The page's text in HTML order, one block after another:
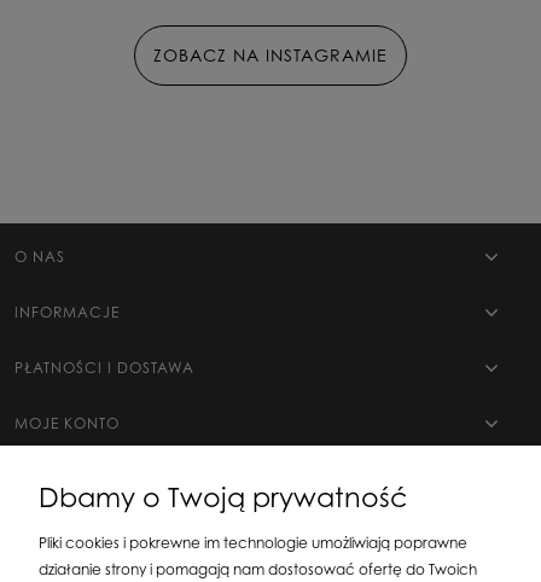
ZOBACZ NA INSTAGRAMIE
O NAS
INFORMACJE
PŁATNOŚCI I DOSTAWA
MOJE KONTO
Dbamy o Twoją prywatność
Pliki cookies i pokrewne im technologie umożliwiają poprawne
działanie strony i pomagają nam dostosować ofertę do Twoich